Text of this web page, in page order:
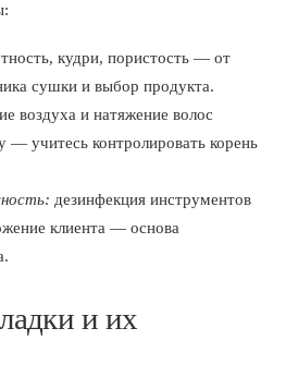
кудри, пористость — от
сушки и выбор продукта.
воздуха и натяжение волос
— учитесь контролировать корень
дезинфекция инструментов
клиента — основа
и их